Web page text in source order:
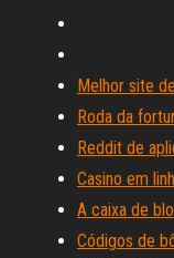
Melhor site
Roda da
Reddit de
Casino em
A caixa de
Códigos de